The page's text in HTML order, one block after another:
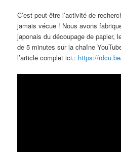
C’est peut-être l’activité de
jamais vécue ! Nous avons
japonais du découpage de papier,
de 5 minutes sur la chaîne
l’article complet ici.: https://